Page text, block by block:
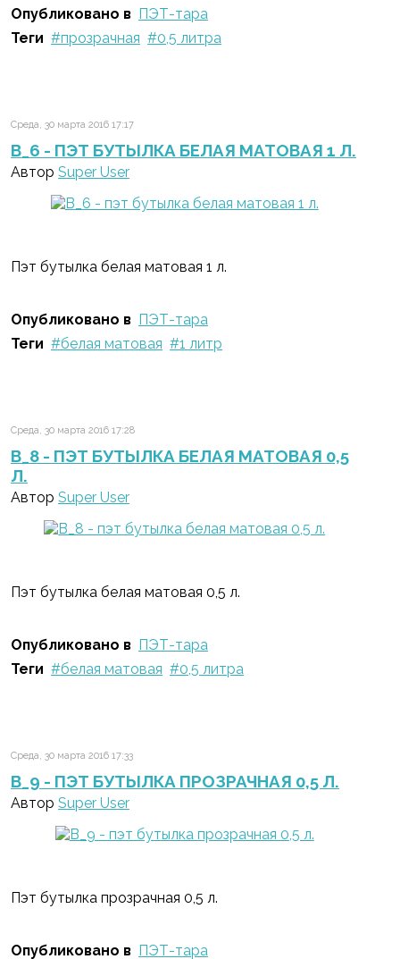
Опубликовано в ПЭТ-тара
Теги
прозрачная 0,5 литра
Среда, 30 марта 2016 17:17
B_6 - ПЭТ БУТЫЛКА БЕЛАЯ МАТОВАЯ 1 Л.
Автор Super User
Пэт бутылка белая матовая 1 л.
Опубликовано в ПЭТ-тара
Теги
белая матовая 1 литр
Среда, 30 марта 2016 17:28
B_8 - ПЭТ БУТЫЛКА БЕЛАЯ МАТОВАЯ 0,5
Л.
Автор Super User
Пэт бутылка белая матовая 0,5 л.
Опубликовано в ПЭТ-тара
Теги
белая матовая 0,5 литра
Среда, 30 марта 2016 17:33
B_9 - ПЭТ БУТЫЛКА ПРОЗРАЧНАЯ 0,5 Л.
Автор Super User
Пэт бутылка прозрачная 0,5 л.
Опубликовано в ПЭТ-тара